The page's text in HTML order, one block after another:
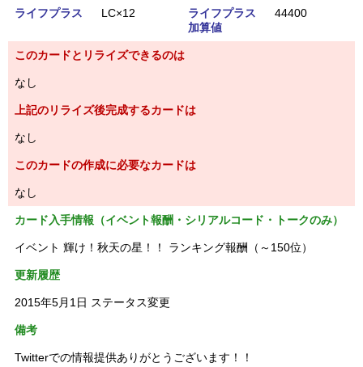
ライフプラス LC×12
ライフプラス
加算値
44400
このカードとリライズできるのは
なし
上記のリライズ後完成するカードは
なし
このカードの作成に必要なカードは
なし
カード入手情報（イベント報酬・シリアルコード・トークのみ）
イベント 輝け！秋天の星！！ ランキング報酬（～150位）
更新履歴
2015年5月1日 ステータス変更
備考
Twitterでの情報提供ありがとうございます！！